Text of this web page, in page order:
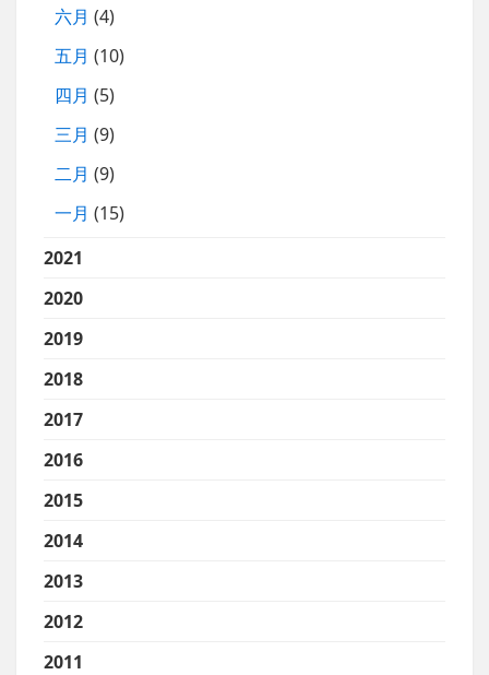
六月 (4)
五月 (10)
四月 (5)
三月 (9)
二月 (9)
一月 (15)
2021
2020
2019
2018
2017
2016
2015
2014
2013
2012
2011